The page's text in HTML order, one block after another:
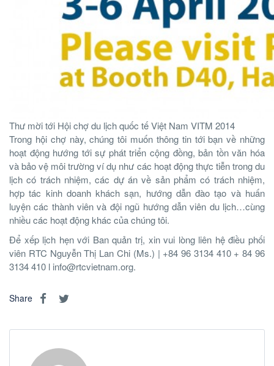
Thư mời tới Hội chợ du lịch quốc tế Việt Nam VITM 2014
Trong hội chợ này, chúng tôi muốn thông tin tới bạn về những
hoạt động hướng tới sự phát triển cộng đồng, bản tồn văn hóa
và bảo vệ môi trường ví dụ như các hoạt động thực tiễn trong du
lịch có trách nhiệm, các dự án về sản phẩm có trách nhiệm,
hợp tác kinh doanh khách sạn, hướng dẫn đào tạo và huấn
luyện các thành viên và đội ngũ hướng dẫn viên du lịch…cùng
nhiều các hoạt động khác của chúng tôi.
Để xếp lịch hẹn với Ban quản trị, xin vui lòng liên hệ điều phối
viên RTC Nguyễn Thị Lan Chi (Ms.) | +84 96 3134 410 + 84 96
3134 410 l info@rtcvietnam.org.
Share